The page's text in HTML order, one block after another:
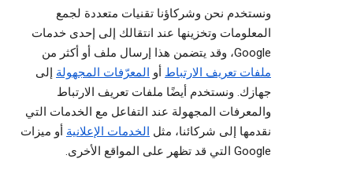
ونستخدم نحن وشركاؤنا تقنيات متعددة لجمع
المعلومات وتخزينها عند انتقالك إلى إحدى خدمات
Google، وقد يتضمن هذا إرسال ملف أو أكثر من
ملفات تعريف الارتباط أو المعرّفات المجهولة إلى
جهازك. ونستخدم أيضًا ملفات تعريف الارتباط
والمعرفات المجهولة عند التفاعل مع الخدمات التي
نقدمها إلى شركائنا، مثل الخدمات الإعلانية أو ميزات
Google التي قد تظهر على المواقع الأخرى.